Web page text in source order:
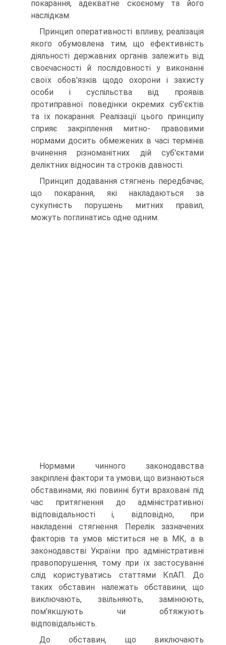
покарання, адекватне скоєному та його
наслідкам.
Принцип оперативності впливу, реалізація
якого обумовлена тим, що ефективність
діяльності державних органів залежить від
своєчасності й послідовності у виконанні
своїх обов'язків щодо охорони і захисту
особи і суспільства від проявів
протиправної поведінки окремих суб'єктів
та їх покарання. Реалізації цього принципу
сприяє закріплення митно- правовими
нормами досить обмежених в часі термінів
вчинення різноманітних дій суб'єктами
деліктних відносин та строків давності.
Принцип додавання стягнень передбачає,
що покарання, які накладаються за
сукупність порушень митних правил,
можуть поглинатись одне одним.
Нормами чинного законодавства
закріплені фактори та умови, що визнаються
обставинами, які повинні бути враховані під
час притягнення до адміністративної
відповідальності і, відповідно, при
накладенні стягнення. Перелік зазначених
факторів та умов міститься не в МК, а в
законодавстві України про адміністративні
правопорушення, тому при їх застосуванні
слід користуватись статтями КпАП. До
таких обставин належать обставини, що
виключають, звільняють, замінюють,
пом'якшують чи обтяжують
відповідальність.
До обставин, що виключають